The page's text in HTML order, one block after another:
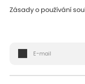
Zásady o používání